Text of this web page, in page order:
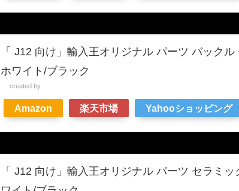
「 J12 向け」輸入王オリジナル パーツ バック
ホワイト/ブラック
created by
Amazon 楽天市場 Yahooショッピング
「 J12 向け」輸入王オリジナル パーツ セラミ